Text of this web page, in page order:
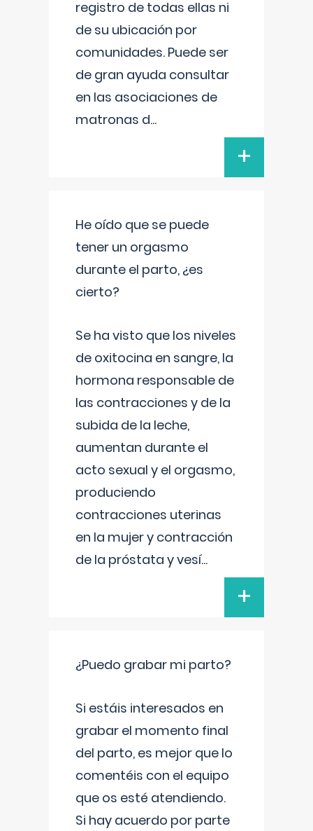
registro de todas ellas ni
de su ubicación por
comunidades. Puede ser
de gran ayuda consultar
en las asociaciones de
matronas d...
+
He oído que se puede
tener un orgasmo
durante el parto, ¿es
cierto?
Se ha visto que los niveles
de oxitocina en sangre, la
hormona responsable de
las contracciones y de la
subida de la leche,
aumentan durante el
acto sexual y el orgasmo,
produciendo
contracciones uterinas
en la mujer y contracción
de la próstata y vesí...
+
¿Puedo grabar mi parto?
Si estáis interesados en
grabar el momento final
del parto, es mejor que lo
comentéis con el equipo
que os esté atendiendo.
Si hay acuerdo por parte